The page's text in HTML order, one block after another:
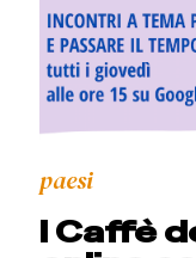
paesi
I Caffè